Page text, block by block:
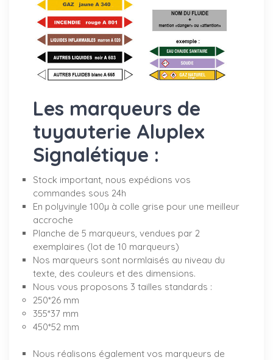
Les marqueurs de
tuyauterie Aluplex
Signalétique :
Stock important, nous expédions vos
commandes sous 24h
En polyvinyle 100µ à colle grise pour une meilleur
accroche
Planche de 5 marqueurs, vendues par 2
exemplaires (lot de 10 marqueurs)
Nos marqueurs sont normlaisés au niveau du
texte, des couleurs et des dimensions.
Nous vous proposons 3 tailles standards :
250*26 mm
355*37 mm
450*52 mm
Nous réalisons également vos marqueurs de